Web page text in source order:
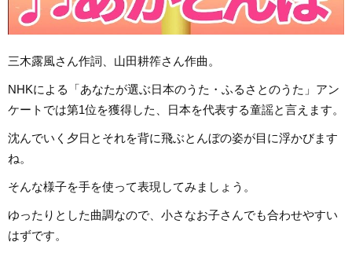
三木露風さん作詞、山田耕筰さん作曲。
NHKによる「あなたが選ぶ日本のうた・ふるさとのうた」アン
ケートでは第1位を獲得した、日本を代表する童謡と言えます。
沈んでいく夕日とそれを背に飛ぶとんぼの姿が目に浮かびます
ね。
そんな様子を手を使って表現してみましょう。
ゆったりとした曲調なので、小さなお子さんでも合わせやすい
はずです。